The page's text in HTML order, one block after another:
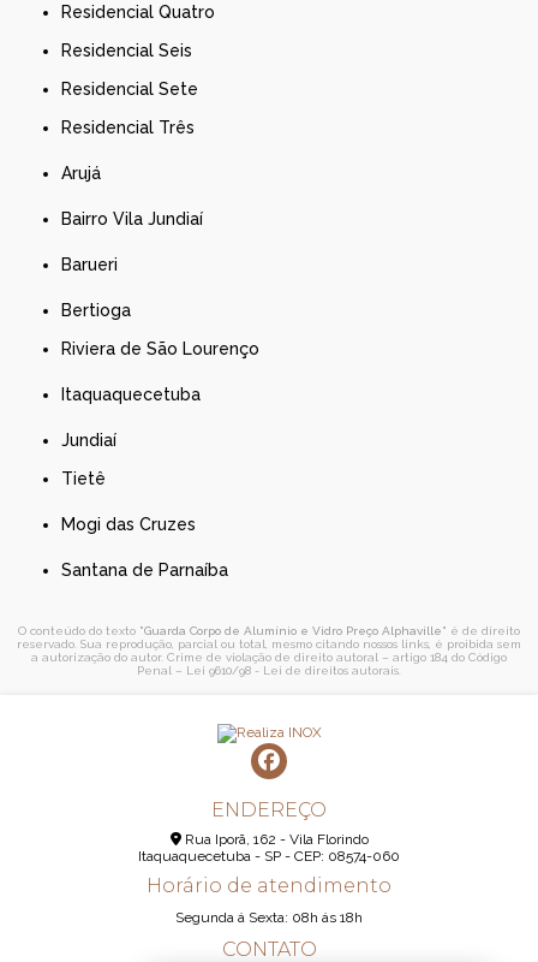
Residencial Quatro
Residencial Seis
Residencial Sete
Residencial Três
Arujá
Bairro Vila Jundiaí
Barueri
Bertioga
Riviera de São Lourenço
Itaquaquecetuba
Jundiaí
Tietê
Mogi das Cruzes
Santana de Parnaíba
O conteúdo do texto "Guarda Corpo de Alumínio e Vidro Preço Alphaville" é de direito
reservado. Sua reprodução, parcial ou total, mesmo citando nossos links, é proibida sem
a autorização do autor. Crime de violação de direito autoral – artigo 184 do Código
Penal – Lei 9610/98 - Lei de direitos autorais
ENDEREÇO
Rua Iporã, 162 - Vila Florindo
Itaquaquecetuba - SP - CEP: 08574-060
Horário de atendimento
Segunda á Sexta: 08h ás 18h
CONTATO